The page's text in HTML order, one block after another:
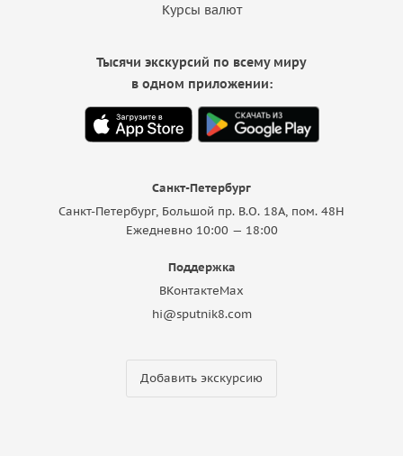
Курсы валют
Санкт-Петербург
Санкт-Петербург, Большой пр. В.О. 18A, пом. 48Н
Ежедневно 10:00 — 18:00
Поддержка
ВКонтактеMax
hi@sputnik8.com
Добавить экскурсию
Тысячи экскурсий по всему миру
в одном приложении: